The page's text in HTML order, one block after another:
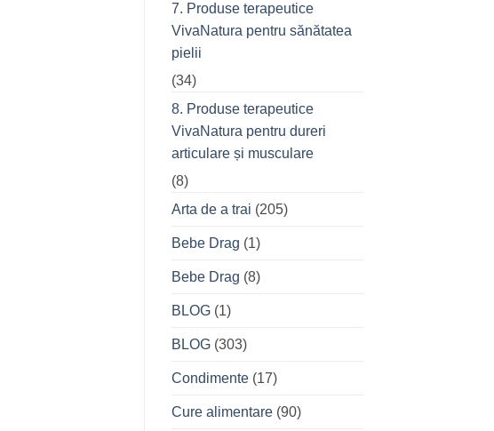
7. Produse terapeutice
VivaNatura pentru sănătatea
pielii
(34)
8. Produse terapeutice
VivaNatura pentru dureri
articulare și musculare
(8)
Arta de a trai (205)
Bebe Drag (1)
Bebe Drag (8)
BLOG(1)
BLOG(303)
Condimente(17)
Cure alimentare(90)